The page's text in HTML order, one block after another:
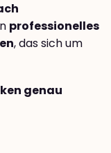
professionelles
, das sich um
genau